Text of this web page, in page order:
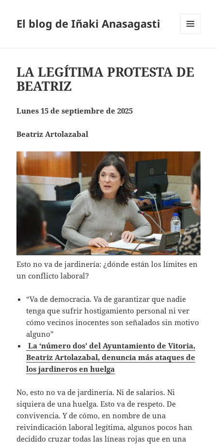
El blog de Iñaki Anasagasti
LA LEGÍTIMA PROTESTA DE
BEATRIZ
Lunes 15 de septiembre de 2025
Beatriz Artolazabal
Esto no va de jardinería: ¿dónde están los límites en
un conflicto laboral?
“Va de democracia. Va de garantizar que nadie
tenga que sufrir hostigamiento personal ni ver
cómo vecinos inocentes son señalados sin motivo
alguno”
La ‘número dos’ del Ayuntamiento de Vitoria,
Beatriz Artolazabal, denuncia más ataques de
los jardineros en huelga
No, esto no va de jardinería. Ni de salarios. Ni
siquiera de una huelga. Esto va de respeto. De
convivencia. Y de cómo, en nombre de una
reivindicación laboral legítima, algunos pocos han
decidido cruzar todas las líneas rojas que en una